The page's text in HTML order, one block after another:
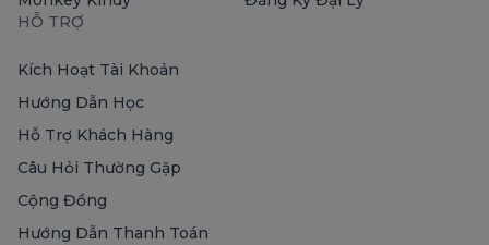
HỖ TRỢ
Kích Hoạt Tài Khoản
Hướng Dẫn Học
Hỗ Trợ Khách Hàng
Câu Hỏi Thường Gặp
Cộng Đồng
Hướng Dẫn Thanh Toán